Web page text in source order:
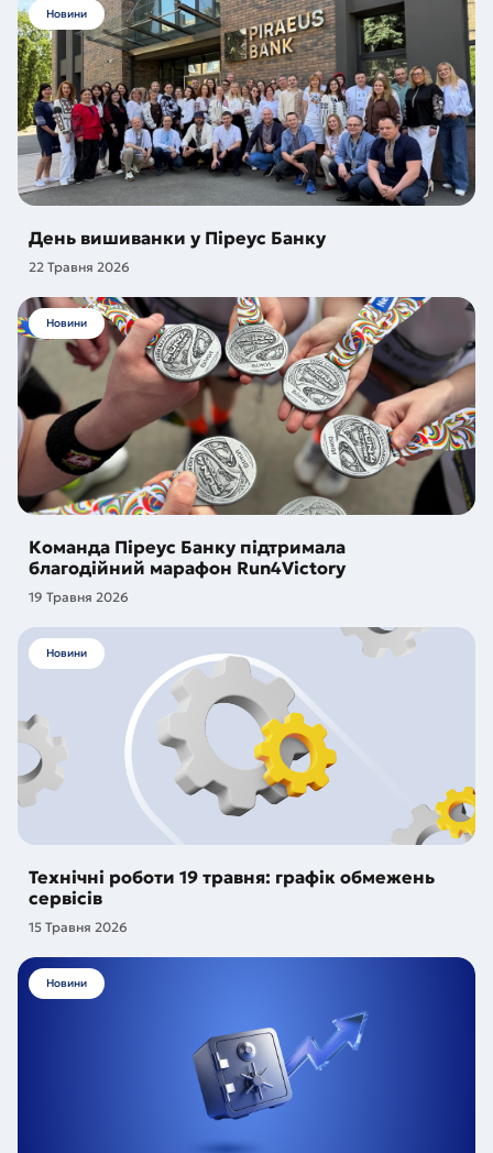
Новини
День вишиванки у Піреус Банку
22 Травня 2026
Новини
Команда Піреус Банку підтримала
благодійний марафон Run4Victory
19 Травня 2026
Новини
Технічні роботи 19 травня: графік обмежень
сервісів
15 Травня 2026
Новини